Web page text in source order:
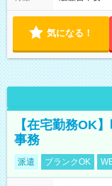
気になる！
【在宅勤務OK
事務
派遣 ブランクOK